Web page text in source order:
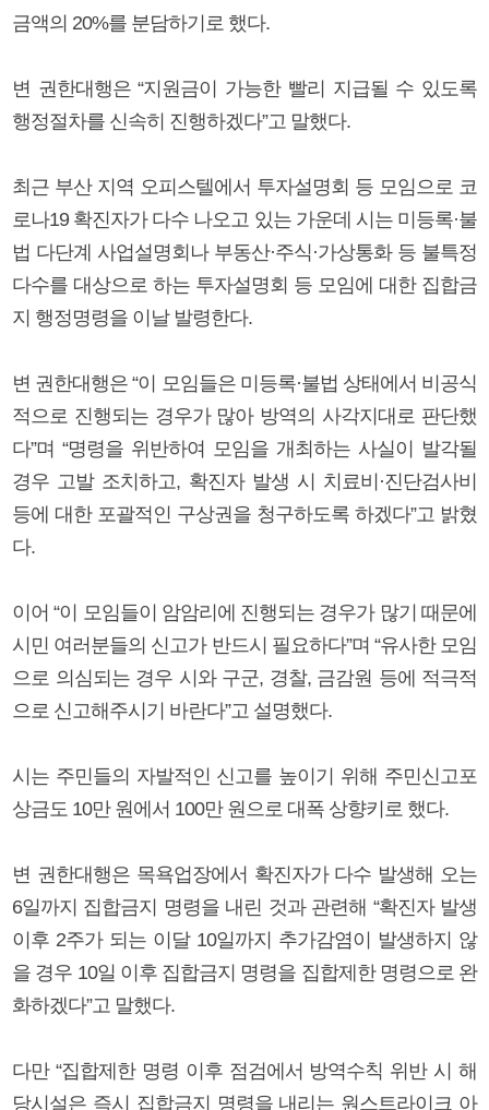
금액의 20%를 분담하기로 했다.
변 권한대행은 “지원금이 가능한 빨리 지급될 수 있도록
행정절차를 신속히 진행하겠다”고 말했다.
최근 부산 지역 오피스텔에서 투자설명회 등 모임으로 코
로나19 확진자가 다수 나오고 있는 가운데 시는 미등록·불
법 다단계 사업설명회나 부동산·주식·가상통화 등 불특정
다수를 대상으로 하는 투자설명회 등 모임에 대한 집합금
지 행정명령을 이날 발령한다.
변 권한대행은 “이 모임들은 미등록·불법 상태에서 비공식
적으로 진행되는 경우가 많아 방역의 사각지대로 판단했
다”며 “명령을 위반하여 모임을 개최하는 사실이 발각될
경우 고발 조치하고, 확진자 발생 시 치료비·진단검사비
등에 대한 포괄적인 구상권을 청구하도록 하겠다”고 밝혔
다.
이어 “이 모임들이 암암리에 진행되는 경우가 많기 때문에
시민 여러분들의 신고가 반드시 필요하다”며 “유사한 모임
으로 의심되는 경우 시와 구군, 경찰, 금감원 등에 적극적
으로 신고해주시기 바란다”고 설명했다.
시는 주민들의 자발적인 신고를 높이기 위해 주민신고포
상금도 10만 원에서 100만 원으로 대폭 상향키로 했다.
변 권한대행은 목욕업장에서 확진자가 다수 발생해 오는
6일까지 집합금지 명령을 내린 것과 관련해 “확진자 발생
이후 2주가 되는 이달 10일까지 추가감염이 발생하지 않
을 경우 10일 이후 집합금지 명령을 집합제한 명령으로 완
화하겠다”고 말했다.
다만 “집합제한 명령 이후 점검에서 방역수칙 위반 시 해
당시설은 즉시 집합금지 명령을 내리는 원스트라이크 아